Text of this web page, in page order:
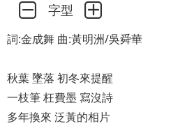
字型
詞:金成舞 曲:黃明洲/吳舜華
秋葉 墜落 初冬來提醒
一枝筆 枉費墨 寫沒詩
多年換來 泛黃的相片